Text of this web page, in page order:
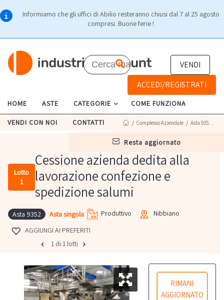
Informiamo che gli uffici di Abilio resteranno chiusi dal 7 al 25 agosto
compresi. Buone ferie !
VENDI
ACCEDI/REGISTRATI
HOME ASTE CATEGORIE COME FUNZIONA
VENDI CON NOI CONTATTI
resta aggiornato
/ Complesso Aziendale / Asta 9352
Lotto
1
Cessione azienda dedita alla
lavorazione confezione e
spedizione salumi
Asta 9352 Asta singola Produttivo
Nibbiano
AGGIUNGI AI PREFERITI
1 di 1 lotti
RIMANI
AGGIORNATO